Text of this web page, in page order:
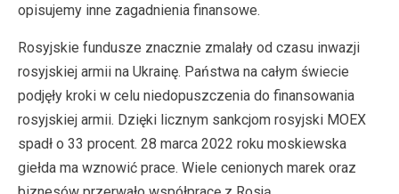
opisujemy inne zagadnienia finansowe.
Rosyjskie fundusze znacznie zmalały od czasu inwazji
rosyjskiej armii na Ukrainę. Państwa na całym świecie
podjęły kroki w celu niedopuszczenia do finansowania
rosyjskiej armii. Dzięki licznym sankcjom rosyjski MOEX
spadł o 33 procent. 28 marca 2022 roku moskiewska
giełda ma wznowić prace. Wiele cenionych marek oraz